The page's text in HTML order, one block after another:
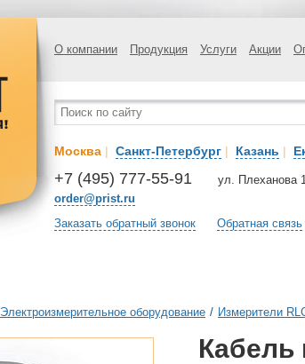
О компании Продукция Услуги Акции
Москва | Санкт-Петербург | Казань |
+7 (495) 777-55-91
order@prist.ru
ул. Плеханова
Заказать обратный звонок Обратная связь
Электроизмерительное оборудование / Измерители
Кабель